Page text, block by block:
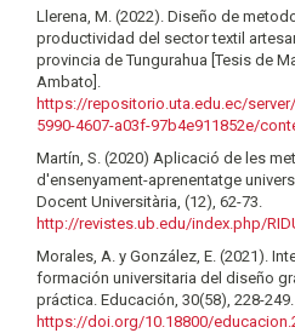
Llerena, M. (2022). Diseño de
productividad del sector textil
provincia de Tungurahua [Tesis de
Ambato].
https://repositorio.uta.edu.ec/
5990-4607-a03f-97b4e911852e/
Martín, S. (2020) Aplicació de les
d'ensenyament-aprenentatge
Docent Universitària, (12), 62-73.
http://revistes.ub.edu/index.php/
Morales, A. y González, E. (2021).
formación universitaria del diseño
práctica. Educación, 30(58), 228-249.
https://doi.org/10.18800/